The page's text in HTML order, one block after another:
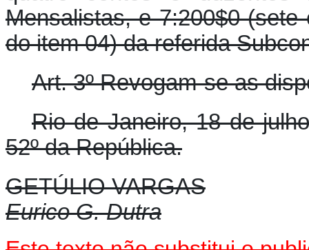
Mensalistas, e 7:200$0
do item 04) da referida
Art. 3º Revogam-se as
Rio de Janeiro, 18 de
52º da República.
GETÚLIO VARGAS
Eurico G. Dutra